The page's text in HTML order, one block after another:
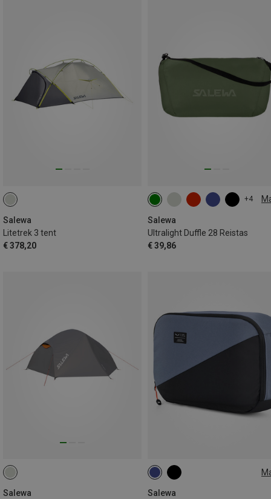
Salewa
Litetrek 3 tent
€ 378,20
+4
Salewa
Ultralight Duffle 28 Reistas
€ 39,86
28L
Salewa
Salewa
ONE SIZE